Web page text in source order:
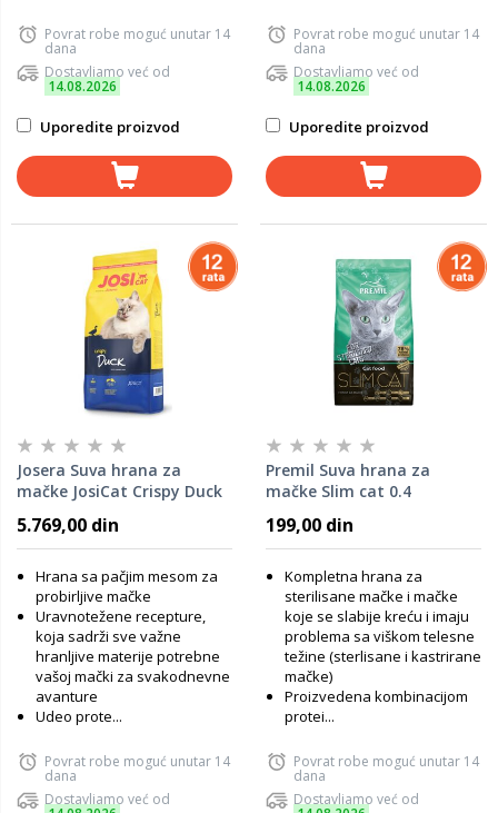
Povrat robe moguć unutar 14
dana
Dostavljamo već od
14.08.2026
Uporedite proizvod
Povrat robe moguć unutar 14
dana
Dostavljamo već od
14.08.2026
Uporedite proizvod
Josera Suva hrana za
mačke JosiCat Crispy Duck
5.769,00 din
Hrana sa pačjim mesom za
probirljive mačke
Uravnotežene recepture,
koja sadrži sve važne
hranljive materije potrebne
vašoj mački za svakodnevne
avanture
Udeo prote...
Povrat robe moguć unutar 14
dana
Dostavljamo već od
Premil Suva hrana za
mačke Slim cat 0.4
199,00 din
Kompletna hrana za
sterilisane mačke i mačke
koje se slabije kreću i imaju
problema sa viškom telesne
težine (sterlisane i kastrirane
mačke)
Proizvedena kombinacijom
protei...
Povrat robe moguć unutar 14
dana
Dostavljamo već od